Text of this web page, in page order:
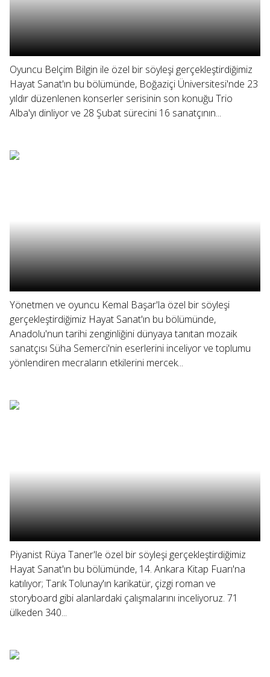
Oyuncu Belçim Bilgin ile özel bir söyleşi gerçekleştirdiğimiz
Hayat Sanat'ın bu bölümünde, Boğaziçi Üniversitesi'nde 23
yıldır düzenlenen konserler serisinin son konuğu Trio
Alba'yı dinliyor ve 28 Şubat sürecini 16 sanatçının...
Yönetmen ve oyuncu Kemal Başar'la özel bir söyleşi
gerçekleştirdiğimiz Hayat Sanat'ın bu bölümünde,
Anadolu'nun tarihi zenginliğini dünyaya tanıtan mozaik
sanatçısı Süha Semerci'nin eserlerini inceliyor ve toplumu
yönlendiren mecraların etkilerini mercek...
Piyanist Rüya Taner'le özel bir söyleşi gerçekleştirdiğimiz
Hayat Sanat'ın bu bölümünde, 14. Ankara Kitap Fuarı'na
katılıyor; Tarık Tolunay'ın karikatür, çizgi roman ve
storyboard gibi alanlardaki çalışmalarını inceliyoruz. 71
ülkeden 340...